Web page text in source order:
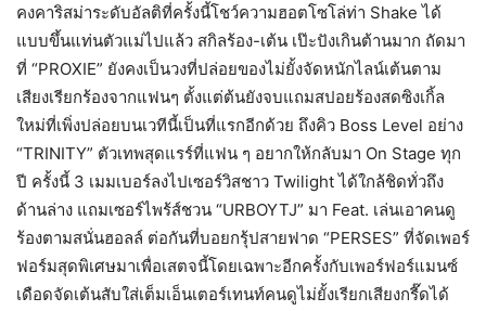
คงคาริสม่าระดับอัลติที่ครั้งนี้โชว์ความฮอตโซโล่ท่า Shake ได้
แบบขึ้นแท่นตัวแม่ไปแล้ว สกิลร้อง-เต้น เป๊ะปังเกินต้านมาก ถัดมา
ที่ “PROXIE” ยังคงเป็นวงที่ปล่อยของไม่ยั้งจัดหนักไลน์เต้นตาม
เสียงเรียกร้องจากแฟนๆ ตั้งแต่ต้นยังจบแถมสปอยร้องสดซิงเกิ้ล
ใหม่ที่เพิ่งปล่อยบนเวทีนี้เป็นที่แรกอีกด้วย ถึงคิว Boss Level อย่าง
“TRINITY” ตัวเทพสุดแรร์ที่แฟน ๆ อยากให้กลับมา On Stage ทุก
ปี ครั้งนี้ 3 เมมเบอร์ลงไปเซอร์วิสชาว Twilight ได้ใกล้ชิดทั่วถึง
ด้านล่าง แถมเซอร์ไพร้ส์ชวน “URBOYTJ” มา Feat. เล่นเอาคนดู
ร้องตามสนั่นฮอลล์ ต่อกันที่บอยกรุ้ปสายฟาด “PERSES” ที่จัดเพอร์
ฟอร์มสุดพิเศษมาเพื่อเสตจนี้โดยเฉพาะอีกครั้งกับเพอร์ฟอร์แมนซ์
เดือดจัดเต้นสับใส่เต็มเอ็นเตอร์เทนท์คนดูไม่ยั้งเรียกเสียงกรี๊ดได้